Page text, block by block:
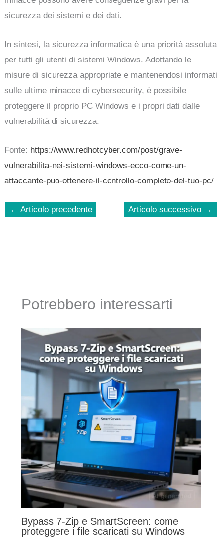
sicurezza dei sistemi e dei dati.
In sintesi, la sicurezza informatica è una priorità assoluta
per tutti gli utenti di sistemi Windows. Adottando le
misure di sicurezza appropriate e mantenendosi informati
sulle ultime minacce di cybersecurity, è possibile
proteggere il proprio PC Windows e i propri dati dalle
vulnerabilità di sicurezza.
Fonte: https://www.redhotcyber.com/post/grave-
vulnerabilita-nei-sistemi-windows-ecco-come-un-
attaccante-puo-ottenere-il-controllo-completo-del-tuo-pc/
← Articolo precedente Articolo successivo →
Potrebbero interessarti
Bypass 7-Zip e SmartScreen: come
proteggere i file scaricati su Windows